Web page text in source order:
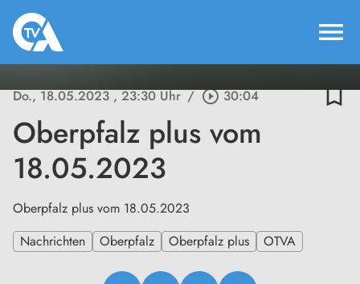
menu
Do., 18.05.2023, 23:30 Uhr / play_circle_outline30:04 bookmark_border
Oberpfalz plus vom
18.05.2023
Oberpfalz plus vom 18.05.2023
Nachrichten
Oberpfalz Oberpfalz plus OTVA